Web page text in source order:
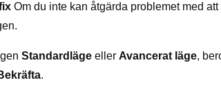
Om du inte kan åtgärda problemet med
Standardläge eller Avancerat läge,
.